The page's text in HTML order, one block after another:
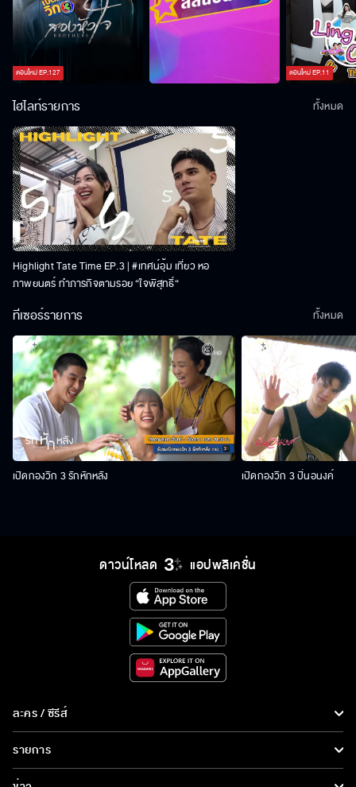
ตอนใหม่EP.127 ตอนใหม่EP.11
ไฮไลท์รายการ
Highlight Tate Time EP.3 | #เทศน์อุ้ม เที่ยว หอ
ภาพยนตร์ ทำภารกิจตามรอย “ใจพิสุทธิ์“
ทั้งหมด
ทีเซอร์รายการ
เปิดกองวิก 3 รักหักหลัง เปิดกองวิก 3 ปิ่นอนงค์
ทั้งหมด
ดาวน์โหลด แอปพลิเคชั่น
ละคร / ซีรีส์
ละคร/ซีรีส์
ซีรีส์นานาชาติ
รายการ
รายการทั้งหมด